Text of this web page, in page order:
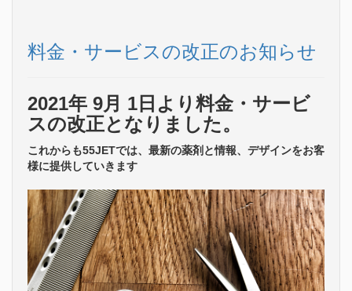
料金・サービスの改正のお知らせ
2021年 9月 1日より料金・サービ
スの改正となりました。
これからも55JETでは、最新の薬剤と情報、デザインをお客
様に提供していきます